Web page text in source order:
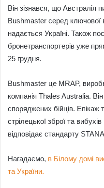
Він зізнався, що Австралія
Bushmaster серед ключової
надається Україні. Також
бронетранспортерів уже
25 грудня.
Bushmaster це MRAP,
компанія Thales Australia.
споряджених бійців. Епікаж
стрілецької зброї та
відповідає стандарту
Нагадаємо, в Білому домі
та України.